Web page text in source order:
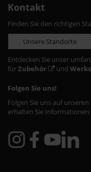
Kontakt
Finden Sie den richtigen
Unsere Standorte
Entdecken Sie unser
fürZubehör und
Folgen Sie uns!
Folgen Sie uns auf
erhalten Sie